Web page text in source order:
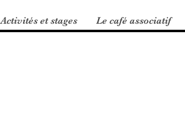
Activités et stages Le café associatif